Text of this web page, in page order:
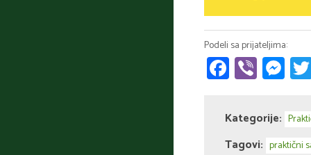
Viber
Kategorije:
Tagovi: praktični